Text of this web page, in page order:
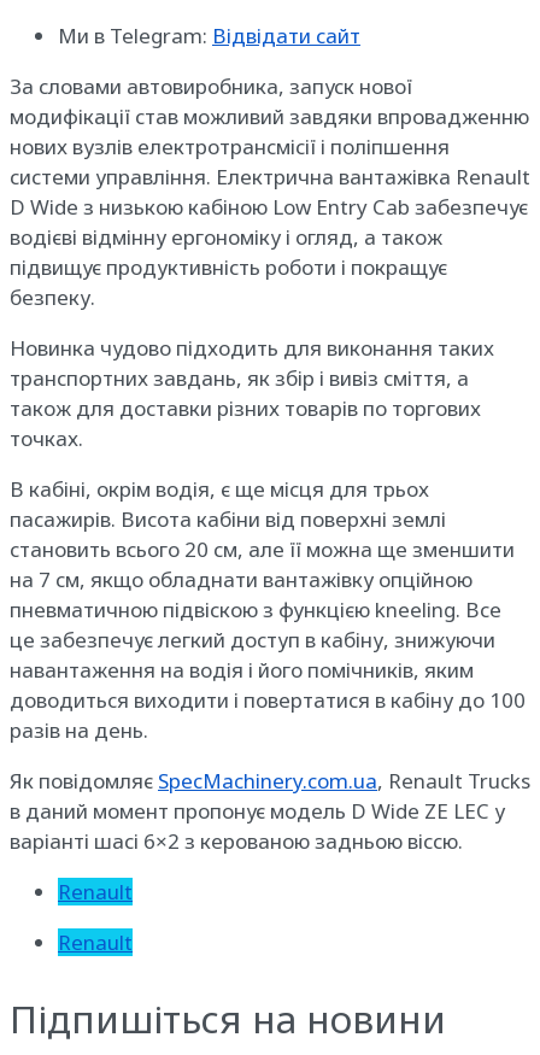
Ми в Telegram: Відвідати сайт
За словами автовиробника, запуск нової
модифікації став можливий завдяки впровадженню
нових вузлів електротрансмісії і поліпшення
системи управління. Електрична вантажівка Renault
D Wide з низькою кабіною Low Entry Cab забезпечує
водієві відмінну ергономіку і огляд, а також
підвищує продуктивність роботи і покращує
безпеку.
Новинка чудово підходить для виконання таких
транспортних завдань, як збір і вивіз сміття, а
також для доставки різних товарів по торгових
точках.
В кабіні, окрім водія, є ще місця для трьох
пасажирів. Висота кабіни від поверхні землі
становить всього 20 см, але її можна ще зменшити
на 7 см, якщо обладнати вантажівку опційною
пневматичною підвіскою з функцією kneeling. Все
це забезпечує легкий доступ в кабіну, знижуючи
навантаження на водія і його помічників, яким
доводиться виходити і повертатися в кабіну до 100
разів на день.
Як повідомляє SpecMachinery.com.ua, Renault Trucks
в даний момент пропонує модель D Wide ZE LEC у
варіанті шасі 6×2 з керованою задньою віссю.
Renault
Renault
Підпишіться на новини